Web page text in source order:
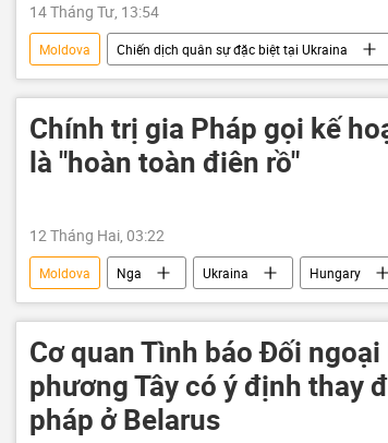
14 Tháng Tư, 13:54
Moldova Chiến dịch quân sự đặc biệt tại Ukraina
Cuộc khủng hoảng ở Ukraina
Nga
FSB
khủng bố Cơ quan An ninh Ukraina
Chính trị gia Pháp gọi kế
là "hoàn toàn điên rồ"
12 Tháng Hai, 03:22
Moldova Nga Ukraina Hungary
Kiev
EU Liên minh châu Âu
Cơ quan Tình báo Đối
phương Tây có ý định thay
pháp ở Belarus